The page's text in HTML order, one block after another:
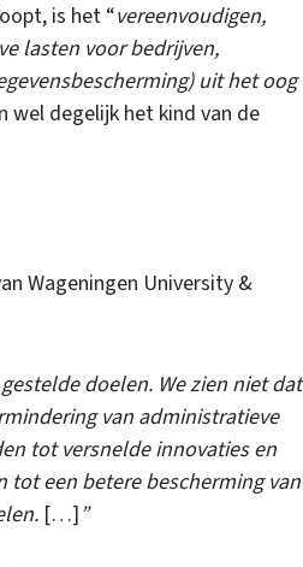
is het “vereenvoudigen,
lasten voor bedrijven,
uit het oog
wel degelijk het kind van de
Wageningen University &
doelen. We zien niet dat
van administratieve
tot versnelde innovaties en
een betere bescherming van
[…]”